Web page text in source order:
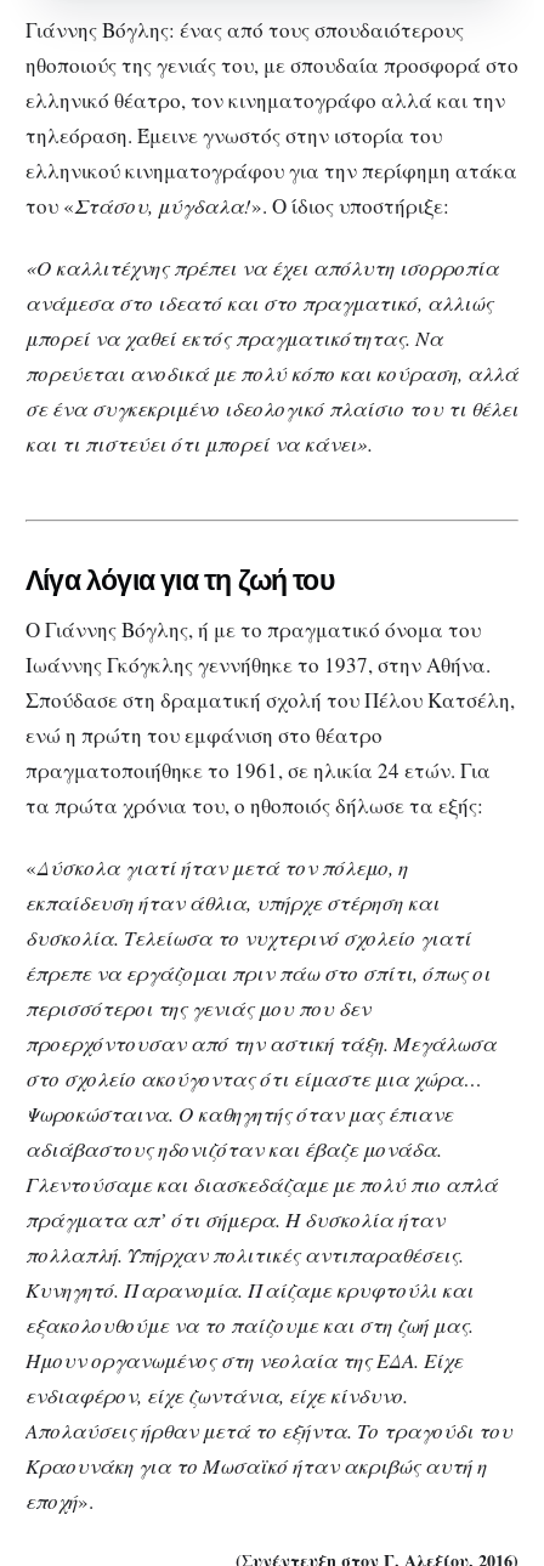
Γιάννης Βόγλης: ένας από τους σπουδαιότερους
ηθοποιούς της γενιάς του, με σπουδαία προσφορά στο
ελληνικό θέατρο, τον κινηματογράφο αλλά και την
τηλεόραση. Έμεινε γνωστός στην ιστορία του
ελληνικού κινηματογράφου για την περίφημη ατάκα
του «Στάσου, μύγδαλα!». Ο ίδιος υποστήριξε:
«Ο καλλιτέχνης πρέπει να έχει απόλυτη ισορροπία
ανάμεσα στο ιδεατό και στο πραγματικό, αλλιώς
μπορεί να χαθεί εκτός πραγματικότητας. Να
πορεύεται ανοδικά με πολύ κόπο και κούραση, αλλά
σε ένα συγκεκριμένο ιδεολογικό πλαίσιο του τι θέλει
και τι πιστεύει ότι μπορεί να κάνει».
Λίγα λόγια για τη ζωή του
Ο Γιάννης Βόγλης, ή με το πραγματικό όνομα του
Ιωάννης Γκόγκλης γεννήθηκε το 1937, στην Αθήνα.
Σπούδασε στη δραματική σχολή του Πέλου Κατσέλη,
ενώ η πρώτη του εμφάνιση στο θέατρο
πραγματοποιήθηκε το 1961, σε ηλικία 24 ετών. Για
τα πρώτα χρόνια του, ο ηθοποιός δήλωσε τα εξής:
«Δύσκολα γιατί ήταν μετά τον πόλεμο, η
εκπαίδευση ήταν άθλια, υπήρχε στέρηση και
δυσκολία. Τελείωσα το νυχτερινό σχολείο γιατί
έπρεπε να εργάζομαι πριν πάω στο σπίτι, όπως οι
περισσότεροι της γενιάς μου που δεν
προερχόντουσαν από την αστική τάξη. Μεγάλωσα
στο σχολείο ακούγοντας ότι είμαστε μια χώρα…
Ψωροκώσταινα. Ο καθηγητής όταν μας έπιανε
αδιάβαστους ηδονιζόταν και έβαζε μονάδα.
Γλεντούσαμε και διασκεδάζαμε με πολύ πιο απλά
πράγματα απ’ ότι σήμερα. Η δυσκολία ήταν
πολλαπλή. Υπήρχαν πολιτικές αντιπαραθέσεις.
Κυνηγητό. Παρανομία. Παίζαμε κρυφτούλι και
εξακολουθούμε να το παίζουμε και στη ζωή μας.
Ήμουν οργανωμένος στη νεολαία της ΕΔΑ. Είχε
ενδιαφέρον, είχε ζωντάνια, είχε κίνδυνο.
Απολαύσεις ήρθαν μετά το εξήντα. Το τραγούδι του
Κραουνάκη για το Μωσαϊκό ήταν ακριβώς αυτή η
εποχή».
(Συνέντευξη στον Γ. Αλεξίου, 2016)